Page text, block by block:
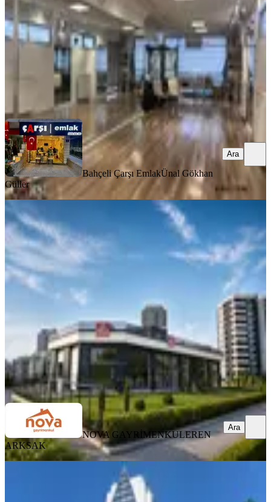
1 Oda
· 170 m² Düz Giriş (Zemin) 29.07.2026
140.000 ₺
Bahçeli Çarşı Emlak Ünal Gökhan Güller
Bahçeli Çarşı EmlakÜnal Gökhan
Güller
Ara
Çayyolu Mah. Park Cad. Üzeri
750m2 Kulanıma Hazır Kiralık
Dükkan
1 Oda
04.07.2026
NOVA GAYRİMENKULEREN ARKSAK
Ara
NOVA GAYRİMENKULEREN
ARKSAK
Ara
Çayyolu-ümitköy'de Mobilyalı Büyük